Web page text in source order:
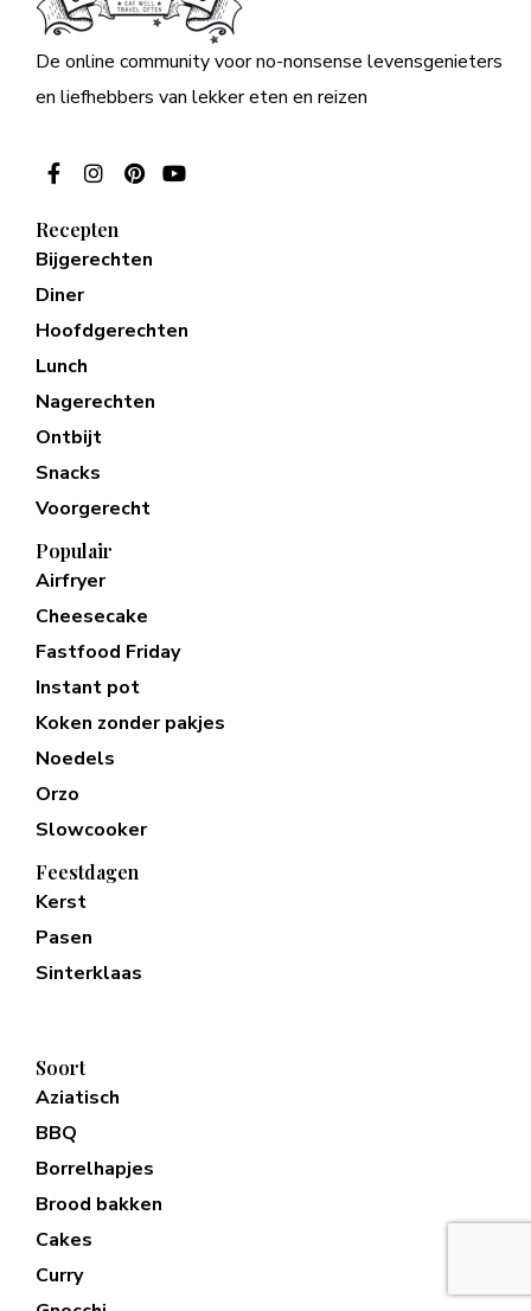
De online community voor no-nonsense levensgenieters
en liefhebbers van lekker eten en reizen
Recepten
Bijgerechten
Diner
Hoofdgerechten
Lunch
Nagerechten
Ontbijt
Snacks
Voorgerecht
Populair
Airfryer
Cheesecake
Fastfood Friday
Instant pot
Koken zonder pakjes
Noedels
Orzo
Slowcooker
Feestdagen
Kerst
Pasen
Sinterklaas
Soort
Aziatisch
BBQ
Borrelhapjes
Brood bakken
Cakes
Curry